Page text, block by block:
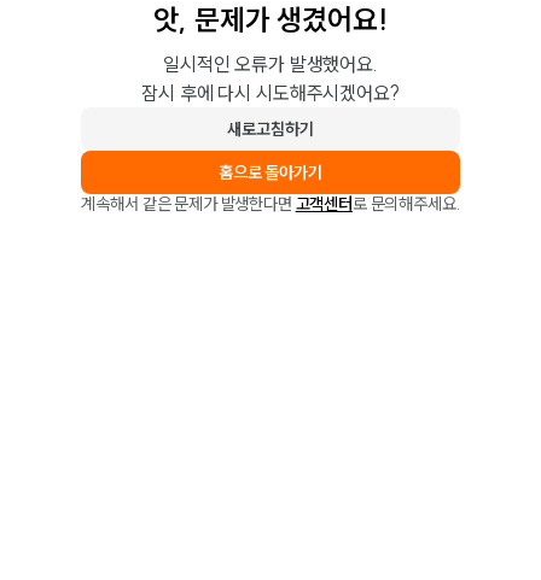
앗, 문제가 생겼어요!
일시적인 오류가 발생했어요.
잠시 후에 다시 시도해주시겠어요?
새로고침하기
홈으로 돌아가기
계속해서 같은 문제가 발생한다면 고객센터로 문의해주세요.